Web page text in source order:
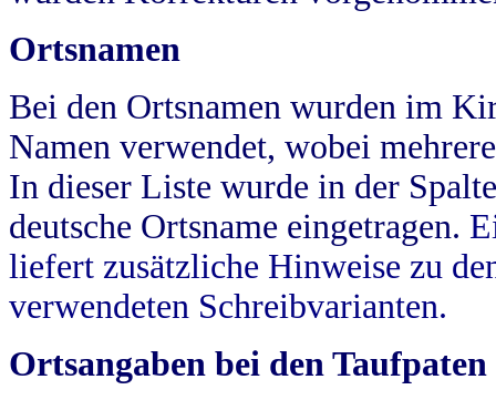
Ortsnamen
Bei den Ortsnamen wurden im
Namen verwendet, wobei
In dieser Liste wurde in der
deutsche Ortsname eingetragen.
liefert zusätzliche Hinweise zu
verwendeten Schreibvarianten.
Ortsangaben bei den Taufpaten